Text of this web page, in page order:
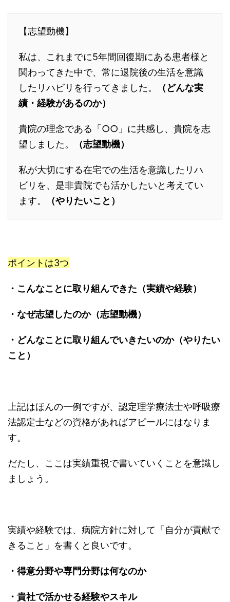
【志望動機】
私は、これまでに5年間回復期にある患者様と
関わってきた中で、常に退院後の生活を意識
したリハビリを行ってきました。
（どんな実
績・経験があるのか）
貴院の理念である「○○」に共感し、貴院を志
望しました。
（志望動機）
私が大切にする在宅での生活を意識したリハ
ビリを、是非貴院でも活かしたいと考えてい
ます。
（やりたいこと）
ポイントは3つ
・こんなことに取り組んできた（実績や経験）
・なぜ志望したのか（志望動機）
・どんなことに取り組んでいきたいのか（やりたい
こと）
上記はほんの一例ですが、認定理学療法士や呼吸療
法認定士などの資格があればアピールにはなりま
す。
だたし、ここは実績重視で書いていくことを意識し
ましょう。
実績や経験では、病院方針に対して「自分が貢献で
きること」を書くと良いです。
・得意分野や専門分野は何なのか
・貴社で活かせる経験やスキル